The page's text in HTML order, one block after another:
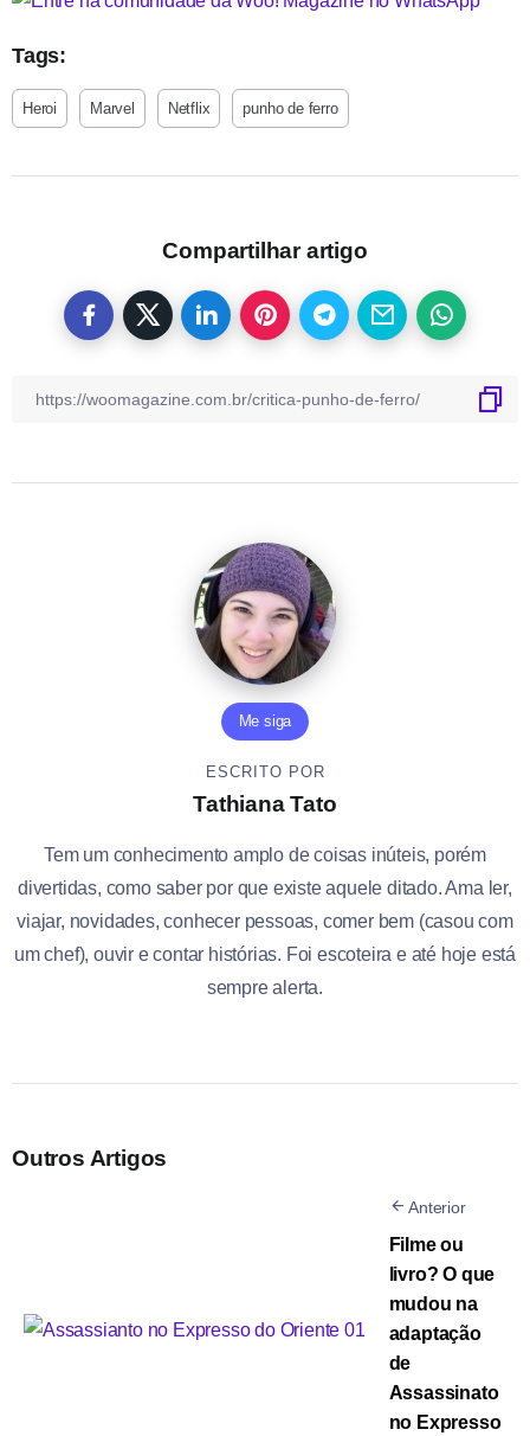
Tags:
Heroi Marvel Netflix punho de ferro
Compartilhar artigo
Me siga
ESCRITO POR
Tathiana Tato
Tem um conhecimento amplo de coisas inúteis, porém
divertidas, como saber por que existe aquele ditado. Ama ler,
viajar, novidades, conhecer pessoas, comer bem (casou com
um chef), ouvir e contar histórias. Foi escoteira e até hoje está
sempre alerta.
Outros Artigos
Anterior
Filme ou
livro? O que
mudou na
adaptação
de
Assassinato
no Expresso